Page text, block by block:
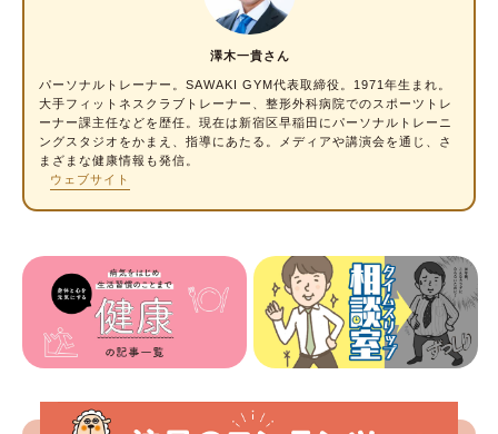
澤木一貴さん
パーソナルトレーナー。SAWAKI GYM代表取締役。1971年生まれ。
大手フィットネスクラブトレーナー、整形外科病院でのスポーツトレ
ーナー課主任などを歴任。現在は新宿区早稲田にパーソナルトレーニ
ングスタジオをかまえ、指導にあたる。メディアや講演会を通じ、さ
まざまな健康情報も発信。
ウェブサイト